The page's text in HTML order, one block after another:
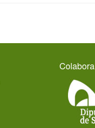
Colabora